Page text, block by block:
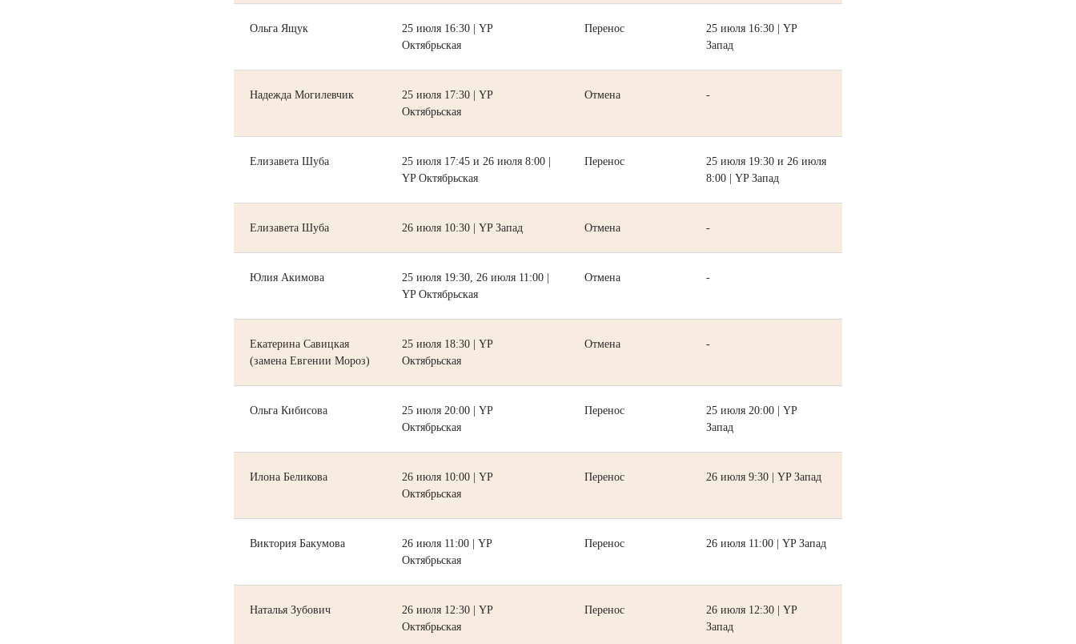
Ольга Ящук
25 июля 16:30 | YP
Октябрьская
Перенос
25 июля 16:30 | YP
Запад
Надежда Могилевчик
25 июля 17:30 | YP
Октябрьская
Отмена -
Елизавета Шуба
25 июля 17:45 и 26 июля 8:00 |
YP Октябрьская
Перенос
25 июля 19:30 и 26 июля
8:00 | YP Запад
Елизавета Шуба 26 июля 10:30 | YP Запад Отмена -
Юлия Акимова
25 июля 19:30, 26 июля 11:00 |
YP Октябрьская
Отмена -
Екатерина Савицкая
(замена Евгении Мороз)
25 июля 18:30 | YP
Октябрьская
Отмена -
Ольга Кибисова
25 июля 20:00 | YP
Октябрьская
Перенос
25 июля 20:00 | YP
Запад
Илона Беликова
26 июля 10:00 | YP
Октябрьская
Перенос 26 июля 9:30 | YP Запад
Виктория Бакумова
26 июля 11:00 | YP
Октябрьская
Перенос 26 июля 11:00 | YP Запад
Наталья Зубович
26 июля 12:30 | YP
Октябрьская
Перенос
26 июля 12:30 | YP
Запад